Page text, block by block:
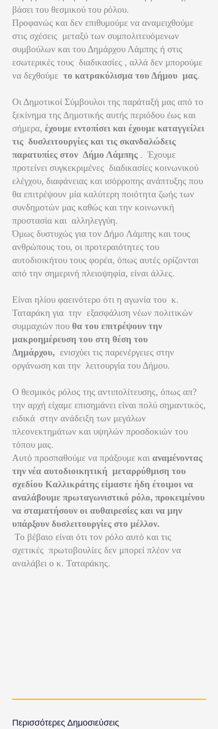
βάσει του θεσμικού του ρόλου.
Προφανώς και δεν επιθυμούμε να αναμειχθούμε
στις σχέσεις μεταξύ των συμπολιτευόμενων
συμβούλων και του Δημάρχου Λάμπης ή στις
εσωτερικές τους διαδικασίες , αλλά δεν μπορούμε
να δεχθούμε το κατρακύλισμα του Δήμου μας.
Οι Δημοτικοί Σύμβουλοι της παράταξή μας από το
ξεκίνημα της Δημοτικής αυτής περιόδου έως και
σήμερα, έχουμε εντοπίσει και έχουμε καταγγείλει
τις δυσλειτουργίες και τις σκανδαλώδεις
παρατυπίες στον Δήμο Λάμπης . Έχουμε
προτείνει συγκεκριμένες διαδικασίες κοινωνικού
ελέγχου, διαφάνειας και ισόρροπης ανάπτυξης που
θα επιτρέψουν μία καλύτερη ποιότητα ζωής των
συνδημοτών μας καθώς και την κοινωνική
προστασία και αλληλεγγύη.
Όμως δυστυχώς για τον Δήμο Λάμπης και τους
ανθρώπους του, οι προτεραιότητες του
αυτοδιοικήτου τους φορέα, όπως αυτές ορίζονται
από την σημερινή πλειοψηφία, είναι άλλες.
Είναι ηλίου φαεινότερο ότι η αγωνία του κ.
Ταταράκη για την εξασφάλιση νέων πολιτικών
συμμαχιών που θα του επιτρέψουν την
μακροημέρευση του στη θέση του
Δημάρχου, ενισχύει τις παρενέργειες στην
οργάνωση και την λειτουργία του Δήμου.
Ο θεσμικός ρόλος της αντιπολίτευσης, όπως απ?
την αρχή είχαμε επισημάνει είναι πολύ σημαντικός,
ειδικά στην ανάδειξη των μεγάλων
πλεονεκτημάτων και υψηλών προσδοκιών του
τόπου μας.
Αυτό προσπαθούμε να πράξουμε και αναμένοντας
την νέα αυτοδιοικητική μεταρρύθμιση του
σχεδίου Καλλικράτης είμαστε ήδη έτοιμοι να
αναλάβουμε πρωταγωνιστικό ρόλο, προκειμένου
να σταματήσουν οι αυθαιρεσίες και να μην
υπάρξουν δυσλειτουργίες στο μέλλον.
Το βέβαιο είναι ότι τον ρόλο αυτό και τις
σχετικές πρωτοβουλίες δεν μπορεί πλέον να
αναλάβει ο κ. Ταταράκης.
Περισσότερες Δημοσιεύσεις